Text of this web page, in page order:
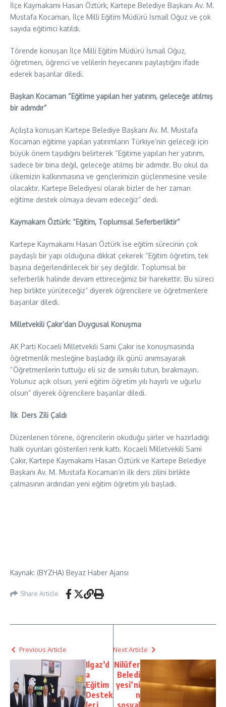
İlçe Kaymakamı Hasan Öztürk, Kartepe Belediye Başkanı Av. M.
Mustafa Kocaman, İlçe Milli Eğitim Müdürü İsmail Oğuz ve çok
sayıda eğitimci katıldı.
Törende konuşan İlçe Milli Eğitim Müdürü İsmail Oğuz,
öğretmen, öğrenci ve velilerin heyecanını paylaştığını ifade
ederek başarılar diledi.
Başkan Kocaman “Eğitime yapılan her yatırım, geleceğe atılmış
bir adımdır”
Açılışta konuşan Kartepe Belediye Başkanı Av. M. Mustafa
Kocaman eğitime yapılan yatırımların Türkiye’nin geleceği için
büyük önem taşıdığını belirterek “Eğitime yapılan her yatırım,
sadece bir bina değil, geleceğe atılmış bir adımdır. Bu okul da
ülkemizin kalkınmasına ve gençlerimizin güçlenmesine vesile
olacaktır. Kartepe Belediyesi olarak bizler de her zaman
eğitime destek olmaya devam edeceğiz” dedi.
Kaymakam Öztürk: “Eğitim, Toplumsal Seferberliktir”
Kartepe Kaymakamı Hasan Öztürk ise eğitim sürecinin çok
paydaşlı bir yapı olduğuna dikkat çekerek “Eğitim öğretim, tek
başına değerlendirilecek bir şey değildir. Toplumsal bir
seferberlik halinde devam ettireceğimiz bir harekettir. Bu süreci
hep birlikte yürüteceğiz” diyerek öğrencilere ve öğretmenlere
başarılar diledi.
Milletvekili Çakır’dan Duygusal Konuşma
AK Parti Kocaeli Milletvekili Sami Çakır ise konuşmasında
öğretmenlik mesleğine başladığı ilk günü anımsayarak
“Öğretmenlerin tuttuğu eli siz de sımsıkı tutun, bırakmayın.
Yolunuz açık olsun, yeni eğitim öğretim yılı hayırlı ve uğurlu
olsun” diyerek öğrencilere başarılar diledi.
İlk Ders Zili Çaldı
Düzenlenen törene, öğrencilerin okuduğu şiirler ve hazırladığı
halk oyunları gösterileri renk kattı. Kocaeli Milletvekili Sami
Çakır, Kartepe Kaymakamı Hasan Öztürk ve Kartepe Belediye
Başkanı Av. M. Mustafa Kocaman’ın ilk ders zilini birlikte
çalmasının ardından yeni eğitim öğretim yılı başladı.
Kaynak: (BYZHA) Beyaz Haber Ajansı
Share Article
Previous Article
Ilgaz’d
a
Eğitim
Destek
leri
Next Article
Nilüfer
Beledi
yesi’ni
n
sosyal